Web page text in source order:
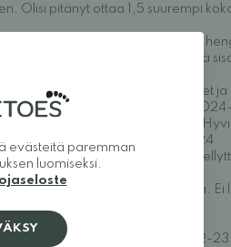
Olisi pitänyt ottaa 1,5 suurempi
Arvosana 4. Todella kevyet ja
josko toisi sopivaa pehmeyttä
4. Todella laadukkaan oloiset
isommat vaihtamaan. -Sami
– Naisten - Black. Arvosana 5.
-Anne 2024-04-29 19:46:24
Arvosana 5. Tuntuvat jalassa
3. "Kengän pohja loistava. Ei
ihanat jalassa. -Hilkka 2022-12-23
evästeitä paremman
luomiseksi.